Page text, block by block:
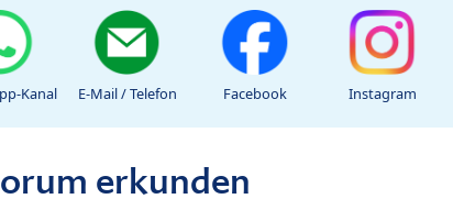
Kanal E-Mail / Telefon Facebook Instagram
erkunden